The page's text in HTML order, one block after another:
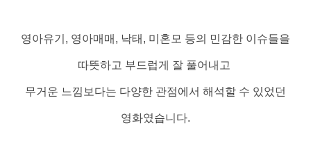
영아유기, 영아매매, 낙태, 미혼모 등의 민감한 이슈들을
따뜻하고 부드럽게 잘 풀어내고
무거운 느낌보다는 다양한 관점에서 해석할 수 있었던
영화였습니다.